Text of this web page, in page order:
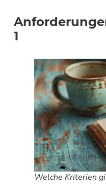
1
Welche Kriterien